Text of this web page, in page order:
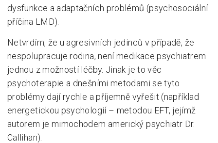
dysfunkce a adaptačních problémů (psychosociální
příčina LMD).
Netvrdím, že u agresivních jedinců v případě, že
nespolupracuje rodina, není medikace psychiatrem
jednou z možností léčby. Jinak je to věc
psychoterapie a dnešními metodami se tyto
problémy dají rychle a příjemně vyřešit (například
energetickou psychologií – metodou EFT, jejímž
autorem je mimochodem americký psychiatr Dr.
Callihan).